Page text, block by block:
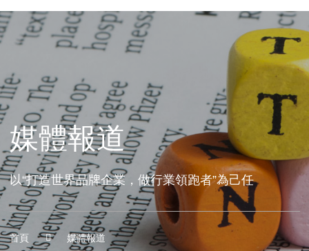
媒體報道
以“打造世界品牌企業，做行業領跑者”為己任
首頁 媒體報道